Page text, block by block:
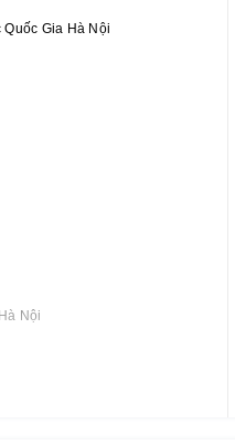
Gia Hà Nội
Nội